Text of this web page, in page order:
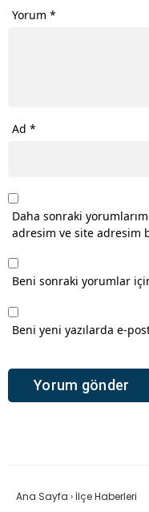
Yorum *
Ad *
Daha sonraki
adresim ve site adresim
Beni sonraki yorumlar
Beni yeni yazılarda e-
Ana Sayfa › İlçe Haberleri